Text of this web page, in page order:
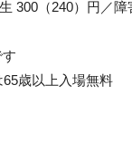
300（240）円／
歳以上入場無料